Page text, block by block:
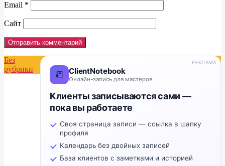
Email *
Сайт
📒 ClientNotebook
Онлайн-запись для мастеров
Клиенты записываются сами —
пока вы работаете
Своя страница записи — ссылка в шапку
профиля
Календарь без двойных записей
База клиентов с заметками и историей
РЕКЛАМА
Без
рубрики